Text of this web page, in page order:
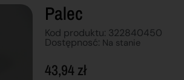
Palec
Kod produktu: 322840450
Dostępnosć: Na stanie
43,94zł